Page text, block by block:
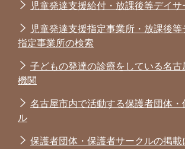
児童発達支援給付・放課後等デイ
児童発達支援指定事業所・放課後等
指定事業所の検索
子どもの発達の診療をしている名古
機関
名古屋市内で活動する保護者団体・
ル
保護者団体・保護者サークルの掲載